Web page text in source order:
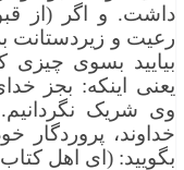
داشت. و اگر (از
رعیت و زیردستانت
بیایید بسوی
یعنی اینكه: بجز
وی شریک
خداوند، پروردگار
بگویید: (ای اهل